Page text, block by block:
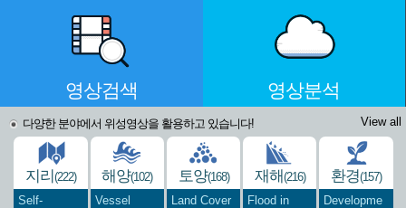
영상검색 영상분석
다양한 분야에서 위성영상을 활용하고 있습니다! View all
지리(222)
Self-
해양(102)
Vessel
토양(168)
Land Cover
재해(216)
Flood in
환경(157)
Developme